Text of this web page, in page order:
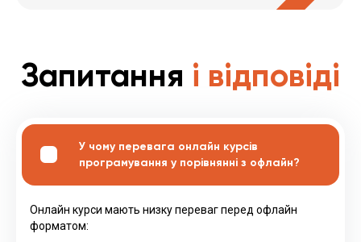
Запитання і відповіді
У чому перевага онлайн курсів
програмування у порівнянні з офлайн?
Онлайн курси мають низку переваг перед офлайн
форматом: